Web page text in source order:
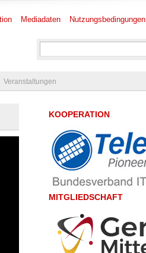
Mediadaten Nutzungsbedingungen
Veranstaltungen
KOOPERATION
MITGLIEDSCHAFT